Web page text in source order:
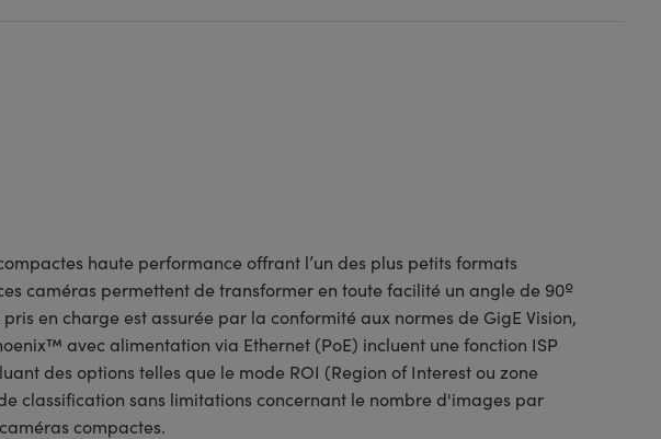
haute performance offrant l’un des plus petits formats
caméras permettent de transformer en toute facilité un angle de 90º
en charge est assurée par la conformité aux normes de GigE Vision,
avec alimentation via Ethernet (PoE) incluent une fonction ISP
des options telles que le mode ROI (Region of Interest ou zone
classification sans limitations concernant le nombre d'images par
compactes.